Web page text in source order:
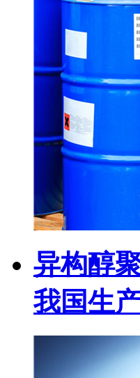
异构醇
我国生